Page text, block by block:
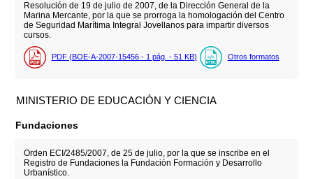
Resolución de 19 de julio de 2007, de la Dirección General de la
Marina Mercante, por la que se prorroga la homologación del Centro
de Seguridad Marítima Integral Jovellanos para impartir diversos
cursos.
PDF (BOE-A-2007-15456 - 1 pág. - 51 KB) Otros formatos
MINISTERIO DE EDUCACIÓN Y CIENCIA
Fundaciones
Orden ECI/2485/2007, de 25 de julio, por la que se inscribe en el
Registro de Fundaciones la Fundación Formación y Desarrollo
Urbanístico.